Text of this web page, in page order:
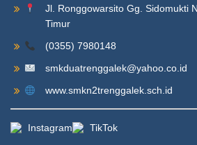
Jl. Ronggowarsito Gg. Sidomukti
Timur
(0355) 7980148
smkduatrenggalek@yahoo.co.id
www.smkn2trenggalek.sch.id
Instagram TikTok